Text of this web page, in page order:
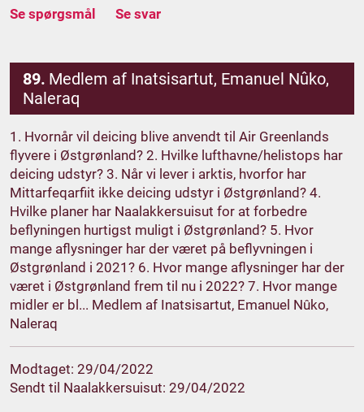
Se spørgsmål Se svar
89. Medlem af Inatsisartut, Emanuel Nûko,
Naleraq
1. Hvornår vil deicing blive anvendt til Air Greenlands
flyvere i Østgrønland? 2. Hvilke lufthavne/helistops har
deicing udstyr? 3. Når vi lever i arktis, hvorfor har
Mittarfeqarfiit ikke deicing udstyr i Østgrønland? 4.
Hvilke planer har Naalakkersuisut for at forbedre
beflyningen hurtigst muligt i Østgrønland? 5. Hvor
mange aflysninger har der været på beflyvningen i
Østgrønland i 2021? 6. Hvor mange aflysninger har der
været i Østgrønland frem til nu i 2022? 7. Hvor mange
midler er bl... Medlem af Inatsisartut, Emanuel Nûko,
Naleraq
Modtaget: 29/04/2022
Sendt til Naalakkersuisut: 29/04/2022